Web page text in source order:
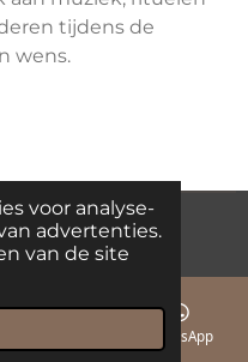
voor analyse-
advertenties.
van de site
tijdens de
wens.
WhatsApp